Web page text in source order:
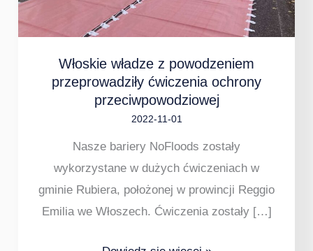
Włoskie władze z powodzeniem
przeprowadziły ćwiczenia ochrony
przeciwpowodziowej
2022-11-01
Nasze bariery NoFloods zostały
wykorzystane w dużych ćwiczeniach w
gminie Rubiera, położonej w prowincji Reggio
Emilia we Włoszech. Ćwiczenia zostały […]
ćwiczenia
ochrony
przeciwpowodziowej